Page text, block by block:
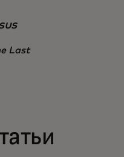
Last